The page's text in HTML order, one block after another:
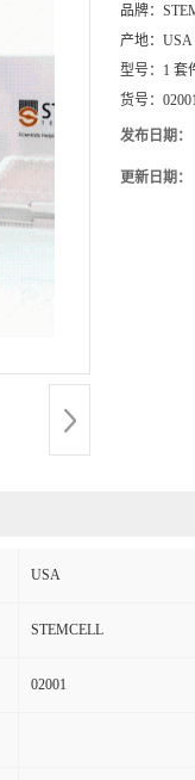
品牌：
产地： USA
型号： 1 套
货号：
发布日期：
更新日期：
USA
STEMCELL
02001